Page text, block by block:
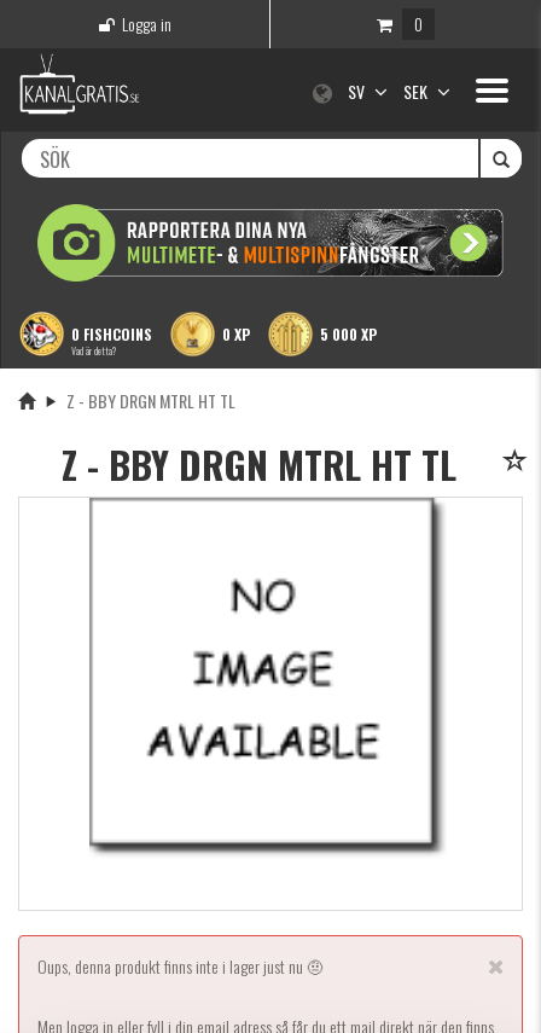
Logga in 0
Toggle
SV SEK
0 FISHCOINS
Vad är detta?
0 XP 5 000 XP
Z - BBY DRGN MTRL HT TL
Z - BBY DRGN MTRL HT TL
Oups, denna produkt finns inte i lager just nu 🤨
Men logga in eller fyll i din email adress så får du ett mail direkt när den finns